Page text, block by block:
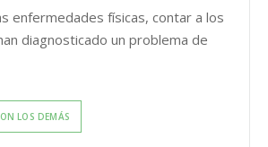
enfermedades físicas, contar a los
diagnosticado un problema de
LOS DEMÁS